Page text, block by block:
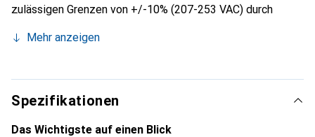
zulässigen Grenzen von +/-10% (207-253 VAC) durch
Temperatursensor schützt vor Überhitzung und sorgt für
Spannungsabweichungen beseitigt.
Mehr anzeigen
Spezifikationen
Das Wichtigste auf einen Blick